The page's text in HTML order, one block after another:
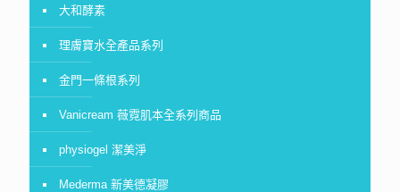
大和酵素
理膚寶水全產品系列
金門一條根系列
Vanicream 薇霓肌本全系列商品
physiogel 潔美淨
Mederma 新美德凝膠